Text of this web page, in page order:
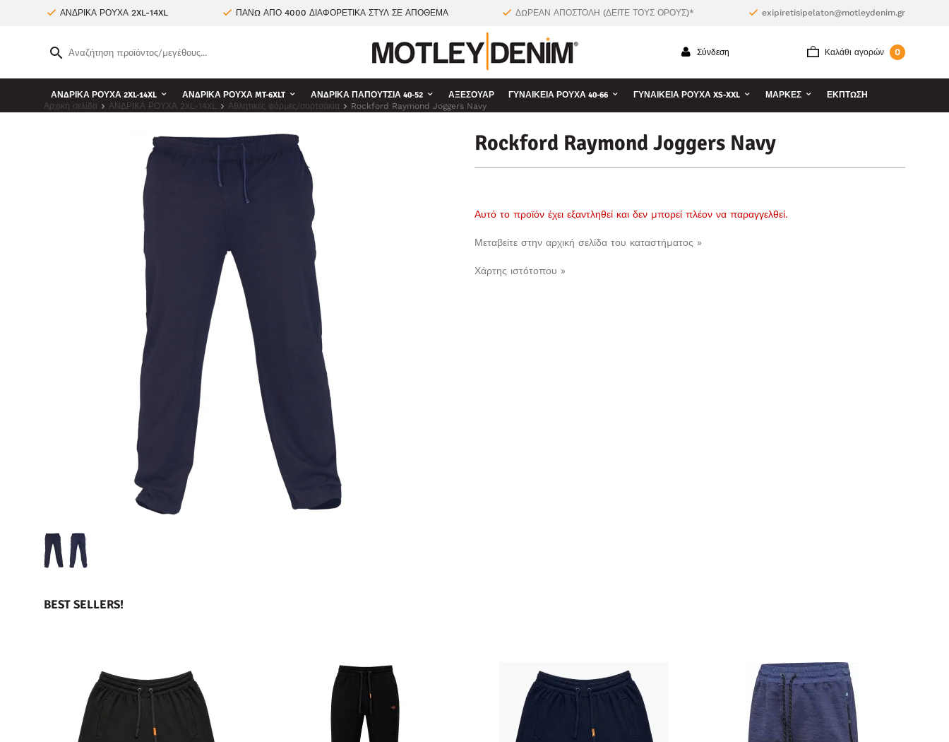
ΑΝΔΡΙΚΑ ΡΟΥΧΑ 2XL-14XL ΠΑΝΩ ΑΠΟ 4000 ΔΙΑΦΟΡΕΤΙΚΑ ΣΤΥΛ ΣΕ ΑΠΟΘΕΜΑ ΔΩΡΕΑΝ ΑΠΟΣΤΟΛΗ (ΔΕΙΤΕ ΤΟΥΣ ΟΡΟΥΣ)* exipiretisipelaton@motleydenim.gr
Καλάθι αγορών 0
Σύνδεση
ΑΝΔΡΙΚΑ ΡΟΥΧΑ 2XL-14XL ΑΝΔΡΙΚΑ ΡΟΥΧΑ MT-6XLT ΑΝΔΡΙΚΆ ΠΑΠΟΎΤΣΙΑ 40-52 ΑΞΕΣΟΥΆΡ ΓΥΝΑΙΚΕΊΑ ΡΟΎΧΑ 40-66 ΓΥΝΑΙΚΕΊΑ ΡΟΎΧΑ XS-XXL ΜΆΡΚΕΣ ΕΚΠΤΩΣΗ
Αρχική σελίδα ΑΝΔΡΙΚΑ ΡΟΥΧΑ 2XL-14XL Αθλητικές φόρμες/σορτσάκια Rockford Raymond Joggers Navy
Rockford Raymond Joggers Navy
Αυτό το προϊόν έχει εξαντληθεί και δεν μπορεί πλέον να παραγγελθεί.
Μεταβείτε στην αρχική σελίδα του καταστήματος »
Χάρτης ιστότοπου »
BEST SELLERS!